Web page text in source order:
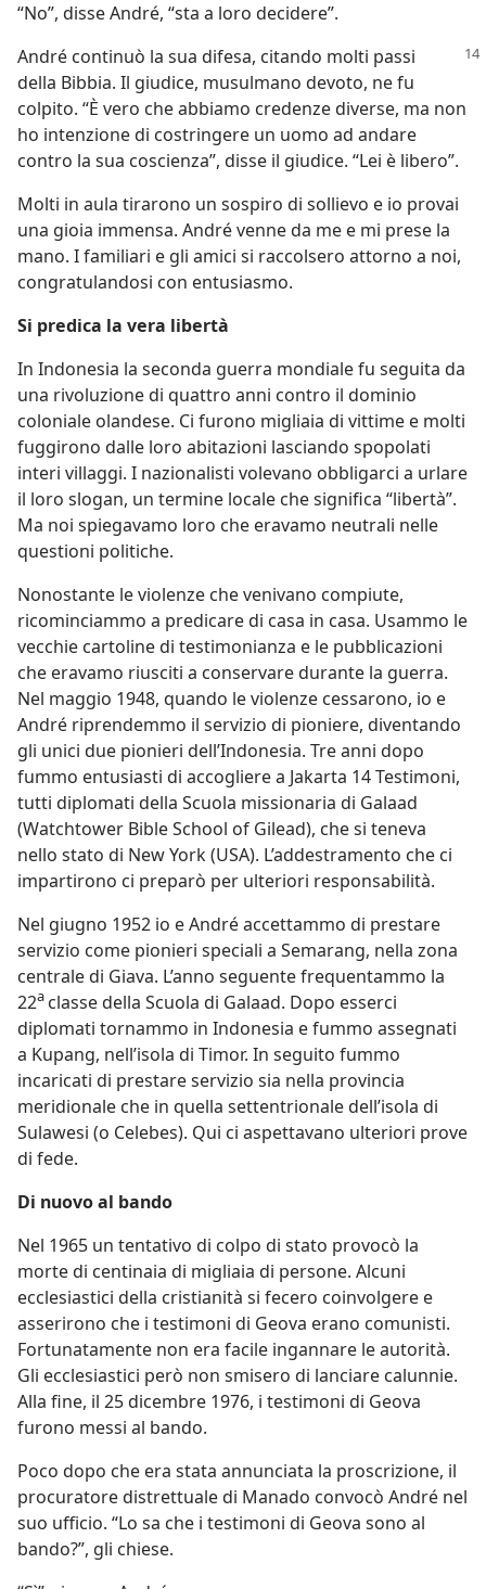
“No”, disse André, “sta a loro decidere”.
André continuò la sua difesa, citando molti passi
della Bibbia. Il giudice, musulmano devoto, ne fu
colpito. “È vero che abbiamo credenze diverse, ma non
ho intenzione di costringere un uomo ad andare
contro la sua coscienza”, disse il giudice. “Lei è libero”.
Molti in aula tirarono un sospiro di sollievo e io provai
una gioia immensa. André venne da me e mi prese la
mano. I familiari e gli amici si raccolsero attorno a noi,
congratulandosi con entusiasmo.
Si predica la vera libertà
In Indonesia la seconda guerra mondiale fu seguita da
una rivoluzione di quattro anni contro il dominio
coloniale olandese. Ci furono migliaia di vittime e molti
fuggirono dalle loro abitazioni lasciando spopolati
interi villaggi. I nazionalisti volevano obbligarci a urlare
il loro slogan, un termine locale che significa “libertà”.
Ma noi spiegavamo loro che eravamo neutrali nelle
questioni politiche.
Nonostante le violenze che venivano compiute,
ricominciammo a predicare di casa in casa. Usammo le
vecchie cartoline di testimonianza e le pubblicazioni
che eravamo riusciti a conservare durante la guerra.
Nel maggio 1948, quando le violenze cessarono, io e
André riprendemmo il servizio di pioniere, diventando
gli unici due pionieri dell’Indonesia. Tre anni dopo
fummo entusiasti di accogliere a Jakarta 14 Testimoni,
tutti diplomati della Scuola missionaria di Galaad
(Watchtower Bible School of Gilead), che si teneva
nello stato di New York (USA). L’addestramento che ci
impartirono ci preparò per ulteriori responsabilità.
Nel giugno 1952 io e André accettammo di prestare
servizio come pionieri speciali a Semarang, nella zona
centrale di Giava. L’anno seguente frequentammo la
22a classe della Scuola di Galaad. Dopo esserci
diplomati tornammo in Indonesia e fummo assegnati
a Kupang, nell’isola di Timor. In seguito fummo
incaricati di prestare servizio sia nella provincia
meridionale che in quella settentrionale dell’isola di
Sulawesi (o Celebes). Qui ci aspettavano ulteriori prove
di fede.
Di nuovo al bando
Nel 1965 un tentativo di colpo di stato provocò la
morte di centinaia di migliaia di persone. Alcuni
ecclesiastici della cristianità si fecero coinvolgere e
asserirono che i testimoni di Geova erano comunisti.
Fortunatamente non era facile ingannare le autorità.
Gli ecclesiastici però non smisero di lanciare calunnie.
Alla fine, il 25 dicembre 1976, i testimoni di Geova
furono messi al bando.
Poco dopo che era stata annunciata la proscrizione, il
procuratore distrettuale di Manado convocò André nel
suo ufficio. “Lo sa che i testimoni di Geova sono al
bando?”, gli chiese.